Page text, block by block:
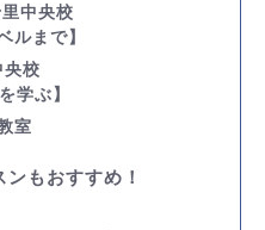
中央校
ルまで】
央校
学ぶ】
室
もおすすめ！